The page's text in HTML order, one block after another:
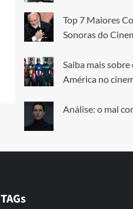
Top 7 Maiores
Sonoras do
Saiba mais
América no
Análise: o mal
TAGs